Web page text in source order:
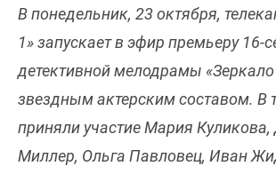
В понедельник, 23 октября,
1» запускает в эфир премьеру 16-
детективной мелодрамы
звездным актерским составом. В
приняли участие Мария
Миллер, Ольга Павловец, Иван